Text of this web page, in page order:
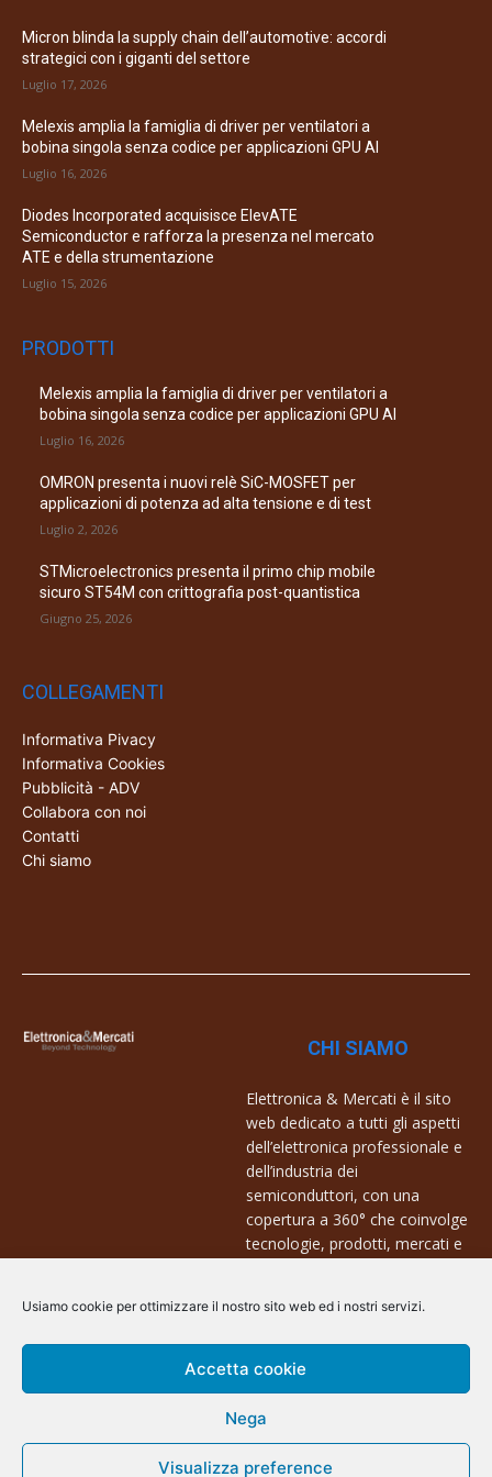
Usiamo cookie per ottimizzare il nostro sito web ed i nostri servizi.
Accetta cookie
Nega
Visualizza preference
Micron blinda la supply chain dell’automotive: accordi
strategici con i giganti del settore
Luglio 17, 2026
Melexis amplia la famiglia di driver per ventilatori a
bobina singola senza codice per applicazioni GPU AI
Luglio 16, 2026
Diodes Incorporated acquisisce ElevATE
Semiconductor e rafforza la presenza nel mercato
ATE e della strumentazione
Luglio 15, 2026
PRODOTTI
Melexis amplia la famiglia di driver per ventilatori a
bobina singola senza codice per applicazioni GPU AI
Luglio 16, 2026
OMRON presenta i nuovi relè SiC-MOSFET per
applicazioni di potenza ad alta tensione e di test
Luglio 2, 2026
STMicroelectronics presenta il primo chip mobile
sicuro ST54M con crittografia post-quantistica
Giugno 25, 2026
COLLEGAMENTI
Informativa Pivacy
Informativa Cookies
Pubblicità - ADV
Collabora con noi
Contatti
Chi siamo
CHI SIAMO
Elettronica & Mercati è il sito
web dedicato a tutti gli aspetti
dell’elettronica professionale e
dell’industria dei
semiconduttori, con una
copertura a 360° che coinvolge
tecnologie, prodotti, mercati e
Contatti:
info@arscommunication.it
@ArsCommunication 2023